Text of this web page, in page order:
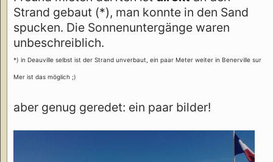
Strand gebaut (*), man konnte in den Sand
spucken. Die Sonnenuntergänge waren
unbeschreiblich.
*) in Deauville selbst ist der Strand unverbaut, ein paar Meter weiter in Benerville sur
Mer ist das möglich ;)
aber genug geredet: ein paar bilder!